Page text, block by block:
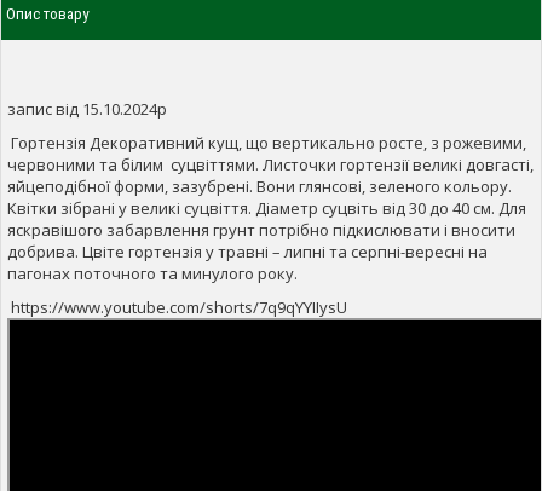
Опис товару
запис від 15.10.2024р
Гортензія Декоративний кущ, що вертикально росте, з рожевими,
червоними та білим суцвіттями. Листочки гортензії великі довгасті,
яйцеподібної форми, зазубрені. Вони глянсові, зеленого кольору.
Квітки зібрані у великі суцвіття. Діаметр суцвіть від 30 до 40 см. Для
яскравішого забарвлення грунт потрібно підкислювати і вносити
добрива. Цвіте гортензія у травні – липні та серпні-вересні на
пагонах поточного та минулого року.
https://www.youtube.com/shorts/7q9qYYIIysU